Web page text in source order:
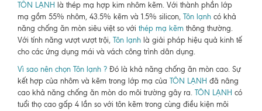
TÔN LẠNH là thép mạ hợp kim nhôm kẽm. Với thành phần lớp
mạ gồm 55% nhôm, 43.5% kẽm và 1.5% silicon, Tôn lạnh có khả
năng chống ăn mòn siêu việt so với thép mạ kẽm thông thường.
Với tính năng vượt vượt trội, Tôn lạnh là giải pháp hiệu quả kinh tế
cho các ứng dụng mái và vách công trình dân dụng.
Vì sao nên chọn Tôn lạnh ? Đó là khả năng chống ăn mòn cao. Sự
kết hợp của nhôm và kẽm trong lớp mạ của TÔN LẠNH đã nâng
cao khả năng chống ăn mòn do môi trường gây ra. TÔN LẠNH có
tuổi thọ cao gấp 4 lần so với tôn kẽm trong cùng điều kiện môi